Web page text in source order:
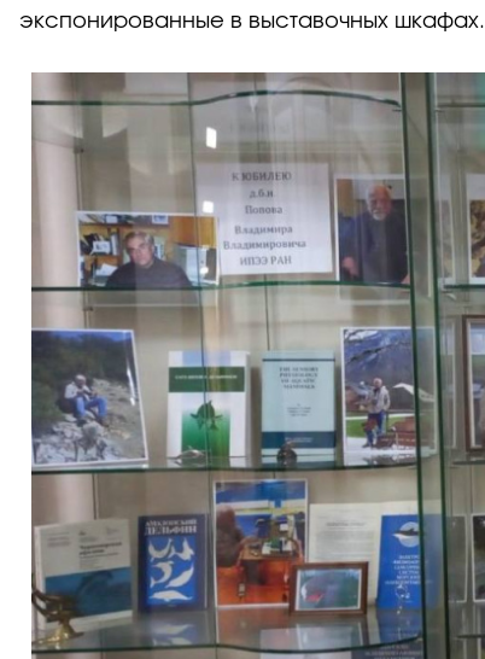
экспонированные в выставочных шкафах.